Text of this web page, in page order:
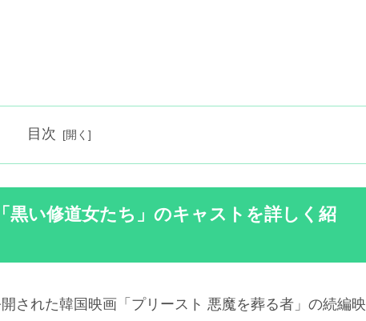
目次
黒い修道女たち」のキャストを詳しく紹
された韓国映画「プリースト 悪魔を葬る者」の続編映